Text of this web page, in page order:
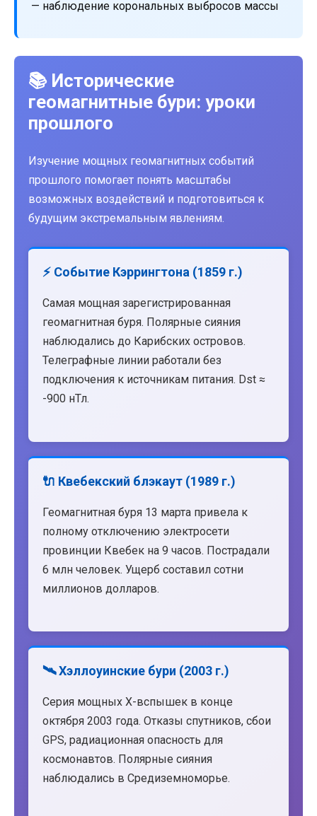
— наблюдение корональных выбросов массы
📚 Исторические
геомагнитные бури: уроки
прошлого
Изучение мощных геомагнитных событий
прошлого помогает понять масштабы
возможных воздействий и подготовиться к
будущим экстремальным явлениям.
⚡ Событие Кэррингтона (1859 г.)
Самая мощная зарегистрированная
геомагнитная буря. Полярные сияния
наблюдались до Карибских островов.
Телеграфные линии работали без
подключения к источникам питания. Dst ≈
-900 нТл.
🔌 Квебекский блэкаут (1989 г.)
Геомагнитная буря 13 марта привела к
полному отключению электросети
провинции Квебек на 9 часов. Пострадали
6 млн человек. Ущерб составил сотни
миллионов долларов.
🛰️ Хэллоуинские бури (2003 г.)
Серия мощных X-вспышек в конце
октября 2003 года. Отказы спутников, сбои
GPS, радиационная опасность для
космонавтов. Полярные сияния
наблюдались в Средиземноморье.